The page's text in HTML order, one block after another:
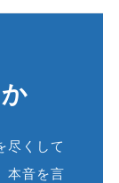
尽くして
本音を言